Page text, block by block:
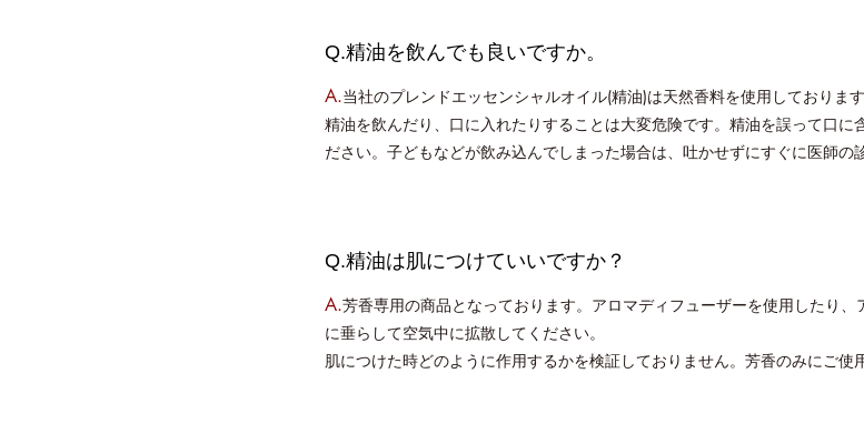
Q.精油を飲んでも良いですか。
A.当社のプレンドエッセンシャルオイル(精油)は天然香料を使用しております
精油を飲んだり、口に入れたりすることは大変危険です。精油を誤って口に
ださい。子どもなどが飲み込んでしまった場合は、吐かせずにすぐに医師の
Q.精油は肌につけていいですか？
A.芳香専用の商品となっております。アロマディフューザーを使用したり、
に垂らして空気中に拡散してください。
肌につけた時どのように作用するかを検証しておりません。芳香のみにご使